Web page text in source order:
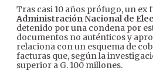
Tras casi 10 años prófugo, un ex
Administración Nacional de
detenido por una condena por
documentos no auténticos y
relaciona con un esquema de
facturas que, según la
superior a G. 100 millones.